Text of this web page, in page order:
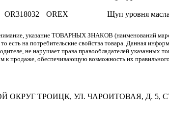
OR318032 OREX Щуп уровня
указание ТОВАРНЫХ ЗНАКОВ (наименований
есть на потребительские свойства товара. Данная
не нарушает права правообладателей
к продаже, обеспечивающую возможность их
ОКРУГ ТРОИЦК, УЛ. ЧАРОИТОВАЯ, Д. 5,